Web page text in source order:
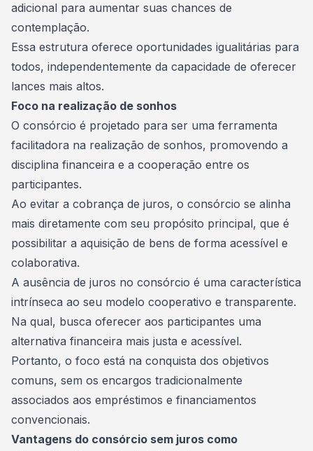
adicional para aumentar suas chances de
contemplação.
Essa estrutura oferece oportunidades igualitárias para
todos, independentemente da capacidade de oferecer
lances mais altos.
Foco na realização de sonhos
O consórcio é projetado para ser uma ferramenta
facilitadora na realização de sonhos, promovendo a
disciplina financeira e a cooperação entre os
participantes.
Ao evitar a cobrança de juros, o consórcio se alinha
mais diretamente com seu propósito principal, que é
possibilitar a aquisição de bens de forma acessível e
colaborativa.
A ausência de juros no consórcio é uma característica
intrínseca ao seu modelo cooperativo e transparente.
Na qual, busca oferecer aos participantes uma
alternativa financeira mais justa e acessível.
Portanto, o foco está na conquista dos objetivos
comuns, sem os encargos tradicionalmente
associados aos empréstimos e financiamentos
convencionais.
Vantagens do consórcio sem juros como